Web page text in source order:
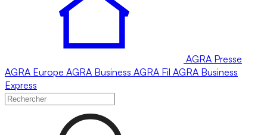
AGRA Presse
AGRA Europe AGRA Business AGRA Fil AGRA Business
Express